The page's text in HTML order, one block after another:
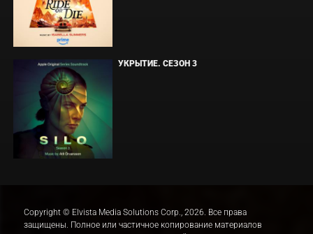
УКРЫТИЕ. СЕЗОН 3
Copyright © Elvista Media Solutions Corp., 2026. Все права
защищены. Полное или частичное копирование материалов